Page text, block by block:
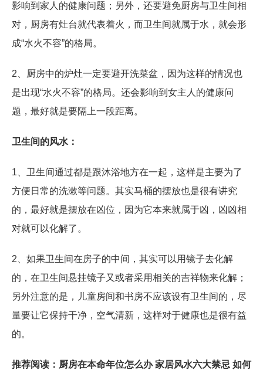
影响到家人的健康问题；另外，还要避免厨房与卫生间相
对，厨房有灶台就代表着火，而卫生间就属于水，就会形
成“水火不容”的格局。
2、厨房中的炉灶一定要避开洗菜盆，因为这样的情况也
是出现“水火不容”的格局。还会影响到女主人的健康问
题，最好就是要隔上一段距离。
卫生间的风水：
1、卫生间通过都是跟沐浴地方在一起，这样是主要为了
方便日常的洗漱等问题。其实马桶的摆放也是很有讲究
的，最好就是摆放在凶位，因为它本来就属于凶，凶凶相
对就可以化解了。
2、如果卫生间在房子的中间，其实可以用镜子去化解
的，在卫生间悬挂镜子又或者采用相关的吉祥物来化解；
另外注意的是，儿童房间和书房不应该设有卫生间的，尽
量要让它保持干净，空气清新，这样对于健康也是很有益
的。
推荐阅读： 厨房在本命年位怎么办 家居风水六大禁忌 如何